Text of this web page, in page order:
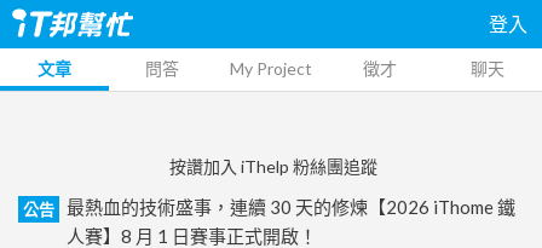
登入
文章 問答 My Project 徵才 聊天
按讚加入 iThelp 粉絲團追蹤
公告
最熱血的技術盛事，連續 30 天的修煉【2026 iThome 鐵
人賽】8 月 1 日賽事正式開啟！